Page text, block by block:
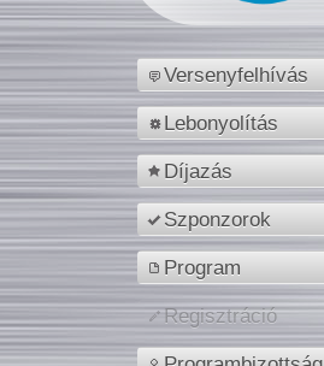
Versenyfelhívás
Lebonyolítás
Díjazás
Szponzorok
Program
Regisztráció